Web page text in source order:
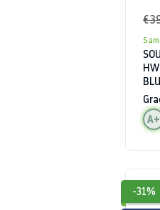
€
A+
-31%